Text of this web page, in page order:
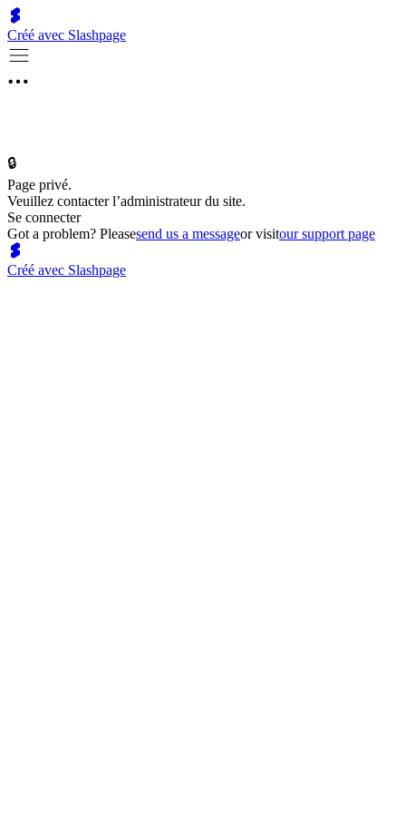
Créé avec Slashpage
🔒
Page privé.
Veuillez contacter l’administrateur du site.
Se connecter
Got a problem? Pleasesend us a messageor visitour support page
Créé avec Slashpage